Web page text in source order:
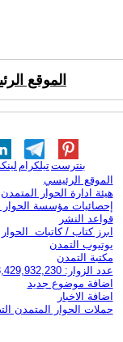
الموقع
تيلكرامبنترست
الموقع الرئيسي
هيئة ادارة الحوار
إحصائيات مؤسسة الحوار
قواعد النشر
ابرز كتاب / كاتبات
يوتيوب التمدن
مكتبة التمدن
عدد الزوار: 3,429,932,230
اضافة موضوع جديد
اضافة الاخبار
حملات الحوار المتمدن